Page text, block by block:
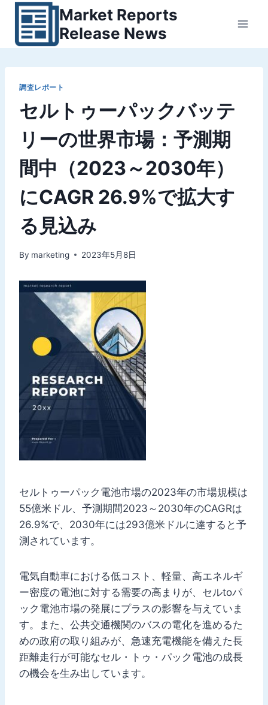
Market Reports
Release News
調査レポート
セルトゥーパックバッテ
リーの世界市場：予測期
間中（2023～2030年）
にCAGR 26.9%で拡大す
る見込み
By marketing 2023年5月8日
セルトゥーパック電池市場の2023年の市場規模は
55億米ドル、予測期間2023～2030年のCAGRは
26.9%で、2030年には293億米ドルに達すると予
測されています。
電気自動車における低コスト、軽量、高エネルギ
ー密度の電池に対する需要の高まりが、セルtoパ
ック電池市場の発展にプラスの影響を与えていま
す。また、公共交通機関のバスの電化を進めるた
めの政府の取り組みが、急速充電機能を備えた長
距離走行が可能なセル・トゥ・パック電池の成長
の機会を生み出しています。